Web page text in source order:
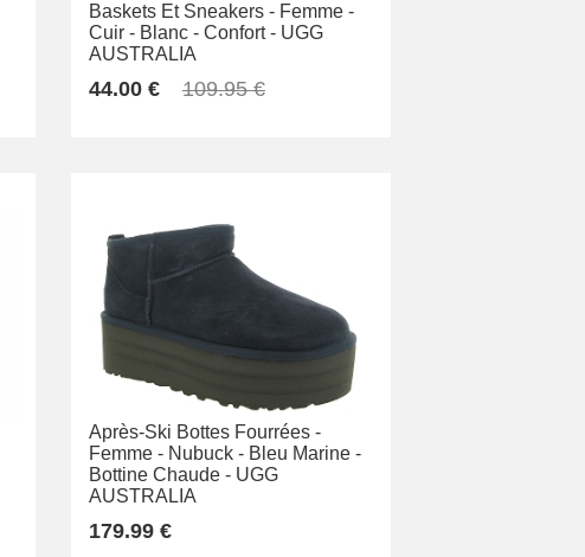
Baskets Et Sneakers - Femme -
Cuir - Blanc - Confort - UGG
AUSTRALIA
44.00 € 109.95 €
Après-Ski Bottes Fourrées -
Femme - Nubuck - Bleu Marine -
Bottine Chaude - UGG
AUSTRALIA
179.99 €